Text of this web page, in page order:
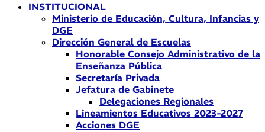
INSTITUCIONAL
Ministerio de Educación, Cultura, Infancias y
DGE
Dirección General de Escuelas
Honorable Consejo Administrativo de la
Enseñanza Pública
Secretaría Privada
Jefatura de Gabinete
Delegaciones Regionales
Lineamientos Educativos 2023-2027
Acciones DGE